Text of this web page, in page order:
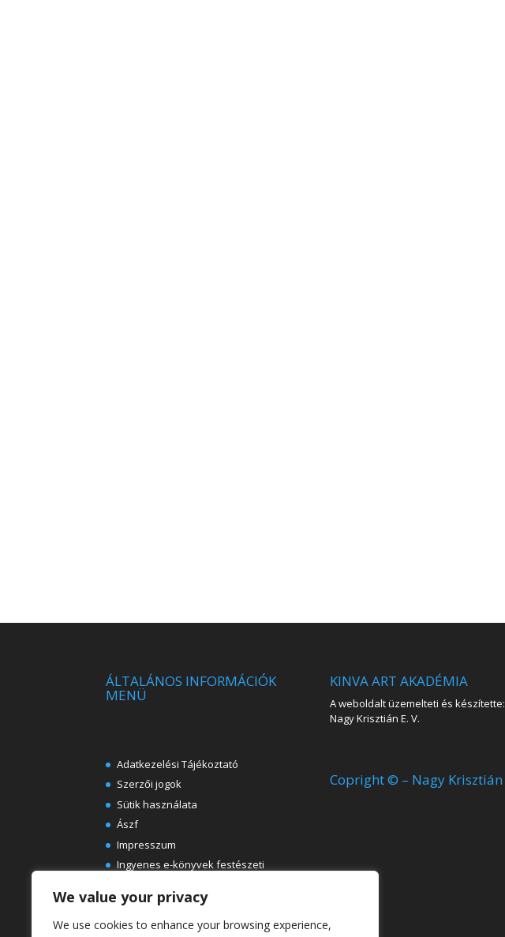
We value your privacy
We use cookies to enhance your browsing experience,
ÁLTALÁNOS INFORMÁCIÓK
MENÜ
Adatkezelési Tájékoztató
Szerzői jogok
Sütik használata
Ászf
Impresszum
Ingyenes e-könyvek festészeti
Rólunk
KINVA ART AKADÉMIA
A weboldalt üzemelteti és készítette:
Nagy Krisztián E. V.
Copright © – Nagy Krisztián